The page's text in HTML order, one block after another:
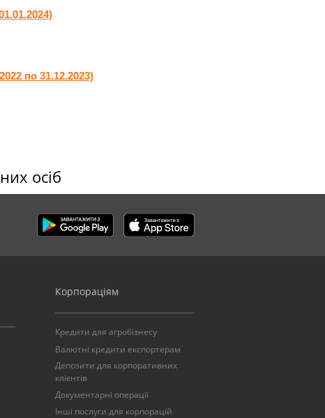
по 31.12.2023)
осіб
Корпораціям
Кредити для агробізнесу
Валютні кредити експортерам
Депозити для корпоративних
клієнтів
Документарні операції
Інші послуги для корпорацій